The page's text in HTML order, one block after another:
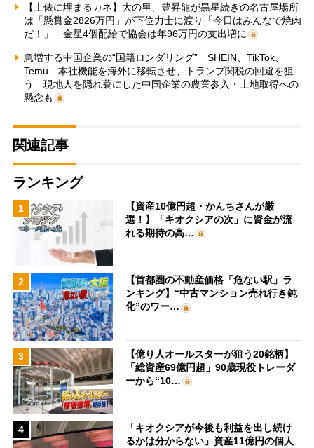
【土俵に埋まるカネ】大の里、豊昇龍が黒星続きの名古屋場所
は「懸賞金2826万円」が下位力士に渡り「今日はみんなで焼肉
だ！」 金星4個配給で協会は年96万円の支出増に
急増する中国企業の“国籍ロンダリング” SHEIN、TikTok、
Temu…本社機能を海外に移転させ、トランプ関税の回避を狙
う 現地人を隠れ蓑にした中国企業の農業参入・土地取得への
懸念も
関連記事
ランキング
1
【資産10億円超・かんちさんが厳
選！】「キオクシアの次」に資金が流
れる期待の高…
2
【首都圏の不動産価格「危ない駅」ラ
ンキング】“中古マンション売れ行き鈍
化”のワー…
3
【億り人オールスターが狙う20銘柄】
「総資産69億円超」90歳現役トレーダ
ーから“10…
4
「キオクシアが今後も利益を出し続け
るかは分からない」資産11億円の個人